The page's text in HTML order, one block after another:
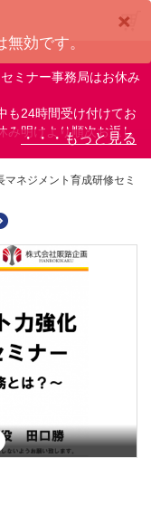
×
効です。
ミナー事務局はお休み
も24時間受け付けてお
み明けより順次お返し
マネジメント育成研修セミ